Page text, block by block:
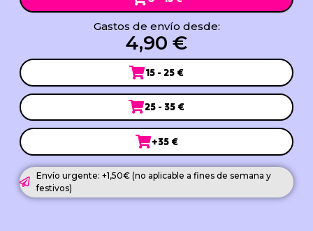
15 - 25 €
25 - 35 €
+35 €
Gastos de envío desde:
4,90 €
Envío urgente: +1,50€ (no aplicable a fines de semana y
festivos)